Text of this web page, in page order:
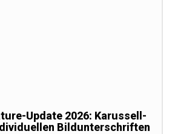
Update 2026: Karussell-
Bildunterschriften